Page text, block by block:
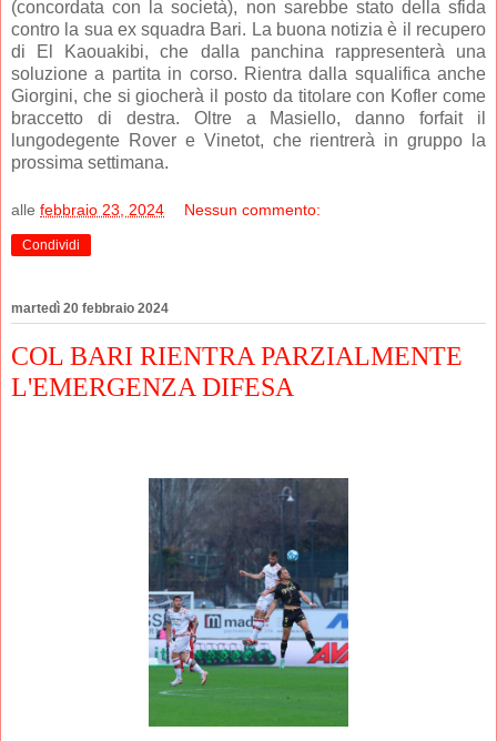
(concordata con la società), non sarebbe stato della sfida
contro la sua ex squadra Bari. La buona notizia è il recupero
di El Kaouakibi, che dalla panchina rappresenterà una
soluzione a partita in corso. Rientra dalla squalifica anche
Giorgini, che si giocherà il posto da titolare con Kofler come
braccetto di destra. Oltre a Masiello, danno forfait il
lungodegente Rover e Vinetot, che rientrerà in gruppo la
prossima settimana.
alle febbraio 23, 2024 Nessun commento:
Condividi
martedì 20 febbraio 2024
COL BARI RIENTRA PARZIALMENTE
L'EMERGENZA DIFESA